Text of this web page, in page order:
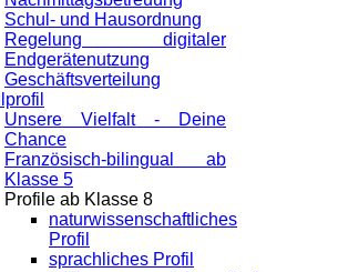
Schul- und Hausordnung
Regelung digitaler
Endgeräte­nutzung
Geschäftsverteilung
Unsere Vielfalt - Deine
Chance
Französisch-bilingual ab
Klasse 5
Profile ab Klasse 8
naturwissenschaftliches
Profil
sprachliches Profil